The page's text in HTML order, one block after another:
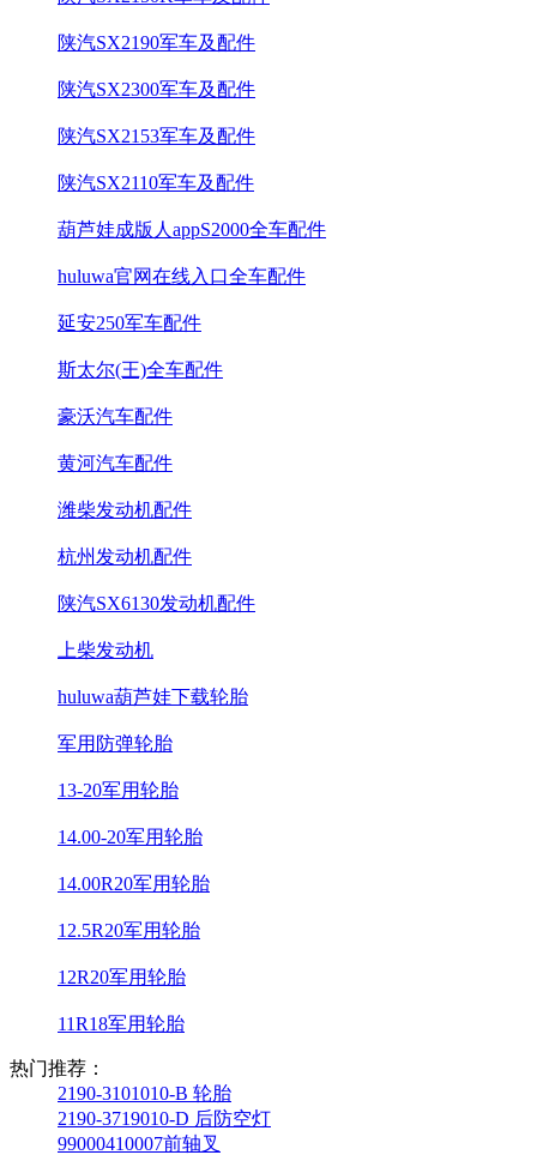
陕汽SX2190军车及配件
陕汽SX2300军车及配件
陕汽SX2153军车及配件
陕汽SX2110军车及配件
葫芦娃成版人appS2000全车配件
huluwa官网在线入口全车配件
延安250军车配件
斯太尔(王)全车配件
豪沃汽车配件
黄河汽车配件
潍柴发动机配件
杭州发动机配件
陕汽SX6130发动机配件
上柴发动机
huluwa葫芦娃下载轮胎
军用防弹轮胎
13-20军用轮胎
14.00-20军用轮胎
14.00R20军用轮胎
12.5R20军用轮胎
12R20军用轮胎
11R18军用轮胎
热门推荐：
2190-3101010-B 轮胎
2190-3719010-D 后防空灯
99000410007前轴叉